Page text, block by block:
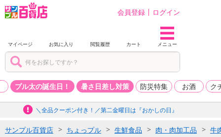
会員登録 ログイン
マイページ お気に入り 閲覧履歴 カート メニュー
プル太の誕生日！ 暑さ日差し対策 防災特集 お酒 ク
＼全品クーポン付き！／第二金曜日は『おかしの日』
サンプル百貨店 ちょっプル 生鮮食品 肉・肉加工品 牛